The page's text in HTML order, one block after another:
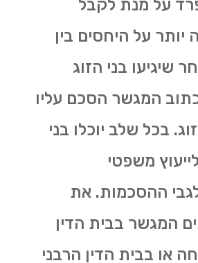
על מנת לקבל
על היחסים בין
שיגיעו בני הזוג
המגשר הסכם עליו
בכל שלב יוכלו בני
משפטי
ההסכמות. את
המגשר בבית הדין
או בבית הדין הרבני